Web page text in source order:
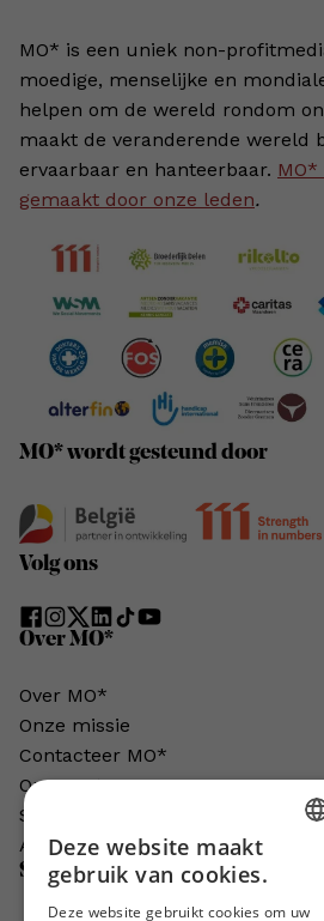
MO* is een uniek non-
moedige, menselijke en
helpen om de wereld rondom
maakt de veranderende wereld
ervaarbaar en hanteerbaar.
gemaakt door onze leden.
MO* wordt gesteund door
Volg ons
Over MO*
Over MO*
Onze missie
Contacteer MO*
Onze auteurs
Schrijven voor MO*?
Adverteren in MO*
Steun MO*
Deze website maakt
gebruik van cookies.
Deze website gebruikt cookies om uw